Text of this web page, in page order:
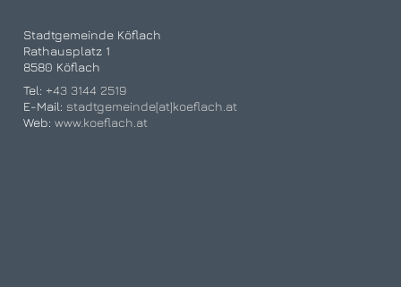
Stadtgemeinde Köflach
Rathausplatz 1
8580 Köflach
Tel: +43 3144 2519
E-Mail: stadtgemeinde[at]koeflach.at
Web:www.koeflach.at